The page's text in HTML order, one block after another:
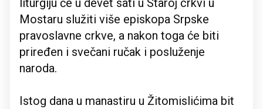
liturgiju će u devet sati u Staroj crkvi u
Mostaru služiti više episkopa Srpske
pravoslavne crkve, a nakon toga će biti
priređen i svečani ručak i posluženje
naroda.
Istog dana u manastiru u Žitomislićima bit